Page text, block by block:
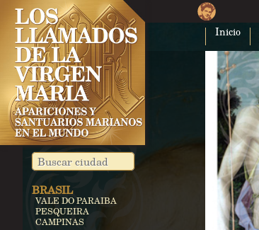
Inicio
BRASIL
VALE DO PARAIBA
PESQUEIRA
CAMPINAS